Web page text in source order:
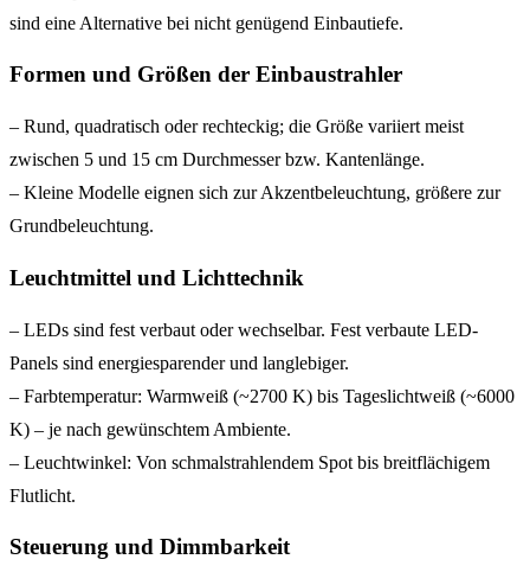
sind eine Alternative bei nicht genügend Einbautiefe.
Formen und Größen der Einbaustrahler
– Rund, quadratisch oder rechteckig; die Größe variiert meist
zwischen 5 und 15 cm Durchmesser bzw. Kantenlänge.
– Kleine Modelle eignen sich zur Akzentbeleuchtung, größere zur
Grundbeleuchtung.
Leuchtmittel und Lichttechnik
– LEDs sind fest verbaut oder wechselbar. Fest verbaute LED-
Panels sind energiesparender und langlebiger.
– Farbtemperatur: Warmweiß (~2700 K) bis Tageslichtweiß (~6000
K) – je nach gewünschtem Ambiente.
– Leuchtwinkel: Von schmalstrahlendem Spot bis breitflächigem
Flutlicht.
Steuerung und Dimmbarkeit